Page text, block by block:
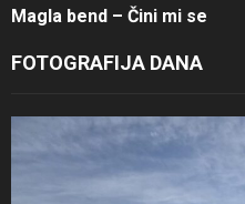
Magla bend – Čini mi se
FOTOGRAFIJA DANA